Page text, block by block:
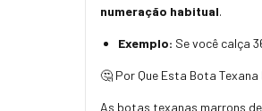
numeração habitual.
Exemplo: Se você calça
🤔 Por Que Esta Bota
As botas texanas marrons